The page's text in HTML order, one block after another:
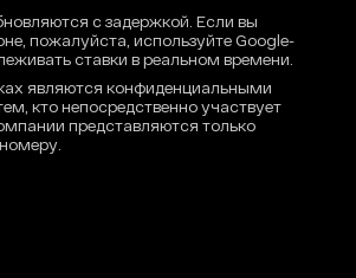
с задержкой. Если вы
пожалуйста, используйте Google-
ставки в реальном времени.
являются конфиденциальными
кто непосредственно участвует
представляются только